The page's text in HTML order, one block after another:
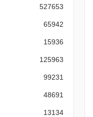
527653
65942
15936
125963
99231
48691
13134